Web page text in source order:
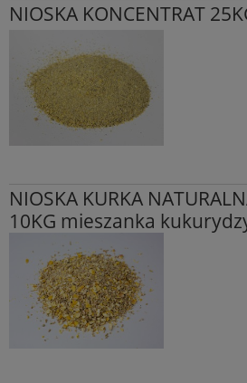
NIOSKA KONCENTRAT
NIOSKA KURKA
10KG mieszanka